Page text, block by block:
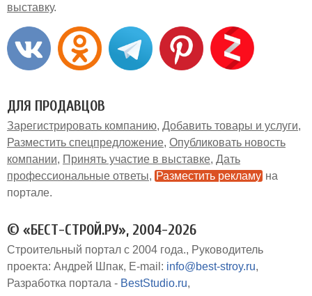
выставку
ДЛЯ ПРОДАВЦОВ
Зарегистрировать компанию Добавить товары и услуги
Разместить спецпредложение Опубликовать новость
компании
Принять участие в выставке Дать
профессиональные ответы
Разместить рекламу на
портале
© «БЕСТ-СТРОЙ.РУ», 2004-2026
Строительный портал с 2004 года.
Руководитель
проекта: Андрей Шпак E-mail: info@best-stroy.ru
Разработка портала - BestStudio.ru